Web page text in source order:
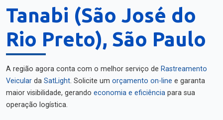
Tanabi (São José do
Rio Preto), São Paulo
A região agora conta com o melhor serviço de Rastreamento
Veicular da SatLight. Solicite um orçamento on-line e garanta
maior visibilidade, gerando economia e eficiência para sua
operação logística.